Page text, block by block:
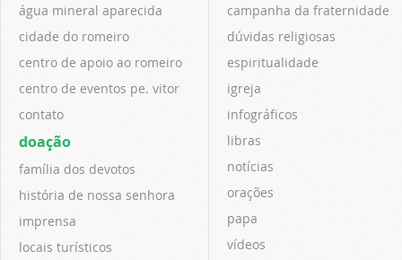
água mineral aparecida
cidade do romeiro
centro de apoio ao romeiro
centro de eventos pe. vitor
contato
doação
família dos devotos
história de nossa senhora
imprensa
locais turísticos
campanha da fraternidade
dúvidas religiosas
espiritualidade
igreja
infográficos
libras
notícias
orações
papa
vídeos